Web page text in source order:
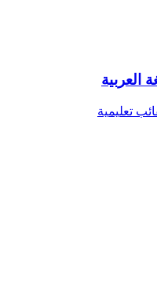
العربية
تعليمية